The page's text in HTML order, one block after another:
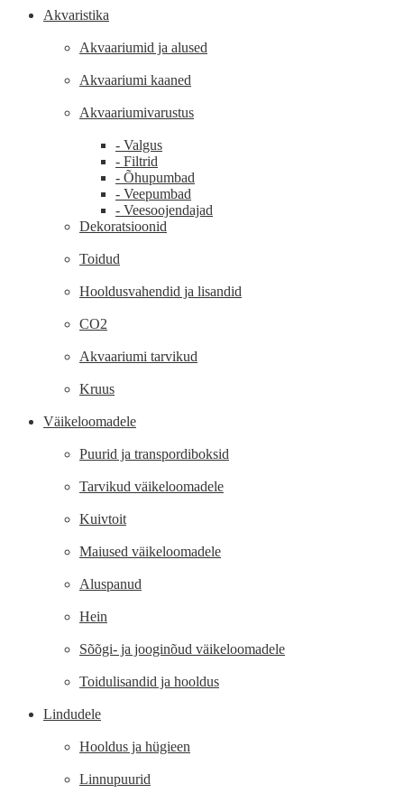
Akvaristika
Akvaariumid ja alused
Akvaariumi kaaned
Akvaariumivarustus
- Valgus
- Filtrid
- Õhupumbad
- Veepumbad
- Veesoojendajad
Dekoratsioonid
Toidud
Hooldusvahendid ja lisandid
CO2
Akvaariumi tarvikud
Kruus
Väikeloomadele
Puurid ja transpordiboksid
Tarvikud väikeloomadele
Kuivtoit
Maiused väikeloomadele
Aluspanud
Hein
Sõõgi- ja jooginõud väikeloomadele
Toidulisandid ja hooldus
Lindudele
Hooldus ja hügieen
Linnupuurid